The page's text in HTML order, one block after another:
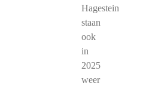
Hagestein
staan
ook
in
2025
weer